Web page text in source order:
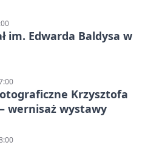
im. Edwarda Baldysa w
Krzysztofa
wernisaż wystawy